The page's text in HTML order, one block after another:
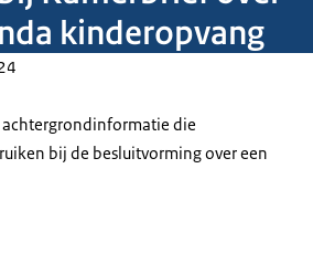
kinderopvang
achtergrondinformatie die
bij de besluitvorming over een